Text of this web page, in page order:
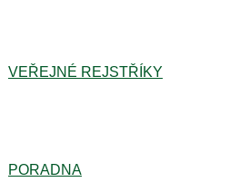
VEŘEJNÉ REJSTŘÍKY
PORADNA